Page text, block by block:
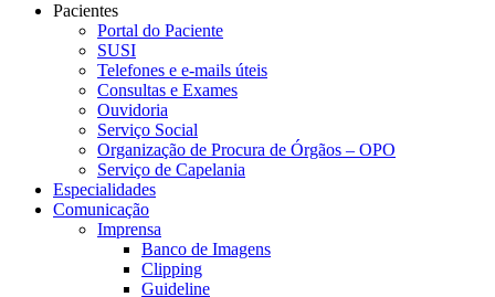
Pacientes
Portal do Paciente
SUSI
Telefones e e-mails úteis
Consultas e Exames
Ouvidoria
Serviço Social
Organização de Procura de Órgãos – OPO
Serviço de Capelania
Especialidades
Comunicação
Imprensa
Banco de Imagens
Clipping
Guideline